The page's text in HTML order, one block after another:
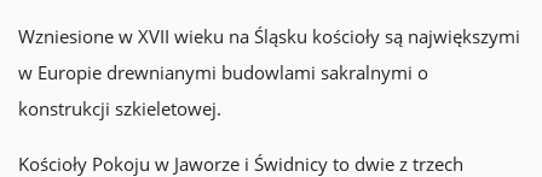
Wzniesione w XVII wieku na Śląsku kościoły są największymi
w Europie drewnianymi budowlami sakralnymi o
konstrukcji szkieletowej.
Kościoły Pokoju w Jaworze i Świdnicy to dwie z trzech